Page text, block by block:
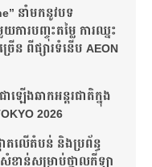
នាំមកនូវបទ
បញ្ចុះតម្លៃ ការឈ្នះ
រើន ពីផ្សារទំនើប AEON
ា​ឡើង​ឆាក​អន្តរជាតិ​​ក្នុង​
2026
ោតលើតំបន់ និងប្រព័ន្ធ
ខាន់សម្រាប់ថ្នាលកីឡា